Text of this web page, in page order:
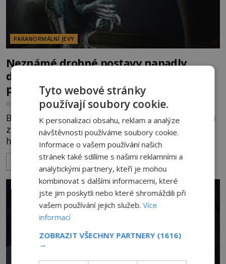
PARANORMÁLNÍ JEVY
Neznámé drobné postavy napadly
dvojici žen. Z okna sousedního domu je
pozorovaly děti
OD MAREK HADRBOLEC 26.6.2020 3.7TIS
Bratr se sestrou, kteří ve městě Veracruz v Mexiku
zůstali jednu noc sami doma, chtěli strávit večer
hraním videoher. Namísto toho se jim naskytl
děsivý pohled z okna jejich domu. Sourozenecká
dvojice trávila poklidný večer hraním videoher,
když je od obrazovky vyrušil podivný hluk. Dvojice
vyhlédla z okna, jen aby viděla podivný oválný
přístroj před domem svých s
ZOBRAZIT VÍCE
Tyto webové stránky
používají soubory cookie.
K personalizaci obsahu, reklam a analýze
návštěvnosti používáme soubory cookie.
Informace o vašem používání našich
stránek také sdílíme s našimi reklamními a
analytickými partnery, kteří je mohou
kombinovat s dalšími informacemi, které
jste jim poskytli nebo které shromáždili při
vašem používání jejich služeb.Více
informací
ZOBRAZIT VŠECHNY PARTNERY (1616)
→